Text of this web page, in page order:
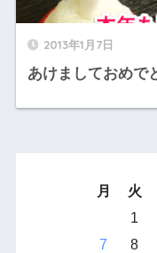
2013年1月7日
あけましておめで
月
火
1
7
8